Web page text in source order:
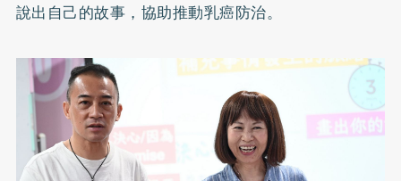
說出自己的故事，協助推動乳癌防治。